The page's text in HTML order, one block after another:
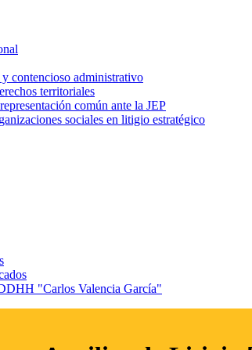
contencioso administrativo
territoriales
común ante la JEP
sociales en litigio estratégico
"Carlos Valencia García"